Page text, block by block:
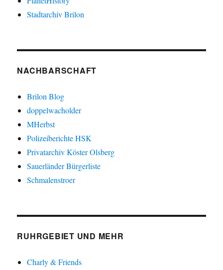
Stadtarchiv Brilon
NACHBARSCHAFT
Brilon Blog
doppelwacholder
MHerbst
Polizeiberichte HSK
Privatarchiv Köster Olsberg
Sauerländer Bürgerliste
Schmalenstroer
RUHRGEBIET UND MEHR
Charly & Friends